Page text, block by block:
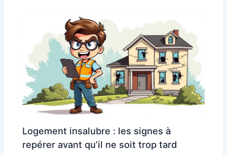
Logement insalubre : les signes à
repérer avant qu’il ne soit trop tard